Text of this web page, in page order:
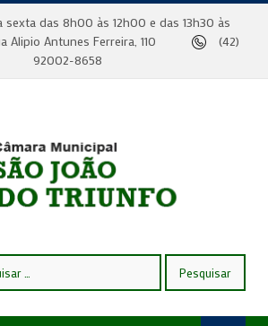
sexta das 8h00 às 12h00 e das 13h30 às
Alipio Antunes Ferreira, 110
(42)
92002-8658